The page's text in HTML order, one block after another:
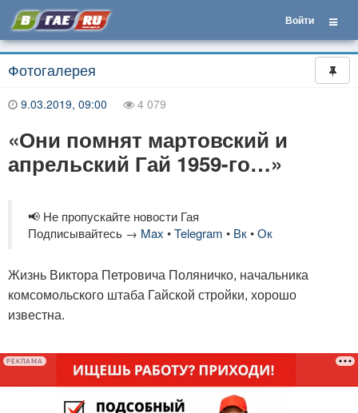
Войти
Фотогалерея
9.03.2019, 09:00 4 079
«Они помнят мартовский и
апрельский Гай 1959-го…»
📢 Не пропускайте новости Гая
Подписывайтесь → Max •Telegram • Вк•Ок
Жизнь Виктора Петровича Поляничко, начальника
комсомольского штаба Гайской стройки, хорошо
известна.
РЕКЛАМА